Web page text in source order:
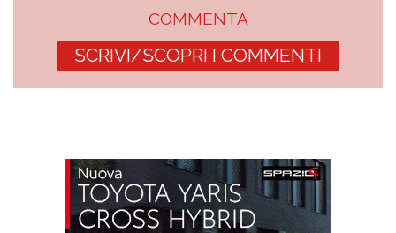
COMMENTA
SCRIVI/SCOPRI I COMMENTI